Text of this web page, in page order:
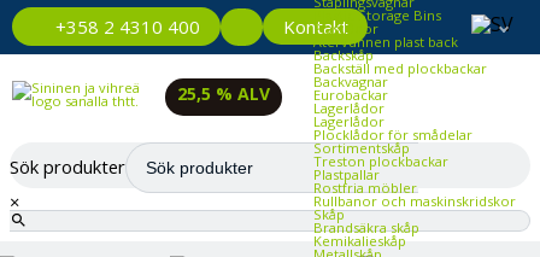
+358 2 4310 400 KontaktPlastic Storage Bins
Plastlådor
Återvunnen plast back
Backskåp
Backställ med plockbackar
Backvagnar
Eurobackar
Lagerlådor
Lagerlådor
Plocklådor för smådelar
Sortimentskåp
Treston plockbackar
Plastpallar
Rostfria möbler
Rullbanor och maskinskridskor
Skåp
Brandsäkra skåp
Kemikalieskåp
25,5 % ALV
Sök produkter
×